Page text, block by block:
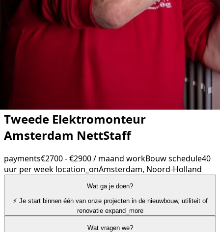
Tweede Elektromonteur
Amsterdam NettStaff
payments€2700 - €2900 / maand workBouwschedule40
uur per week location_onAmsterdam, Noord-Holland
Wat ga je doen?
⚡ Je start binnen één van onze projecten in de nieuwbouw, utiliteit of
renovatie expand_more
Wat vragen we?